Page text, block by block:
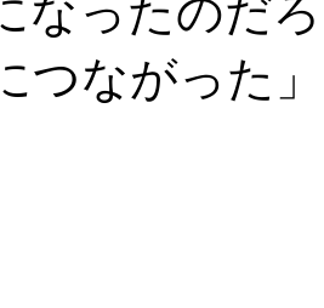
なったのだ
つながった」